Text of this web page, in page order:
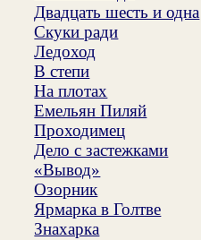
Двадцать шесть и одна
Скуки ради
Ледоход
В степи
На плотах
Емельян Пиляй
Проходимец
Дело с застежками
«Вывод»
Озорник
Ярмарка в Голтве
Знахарка